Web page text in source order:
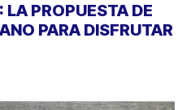
PROPUESTA DE
PARA DISFRUTAR